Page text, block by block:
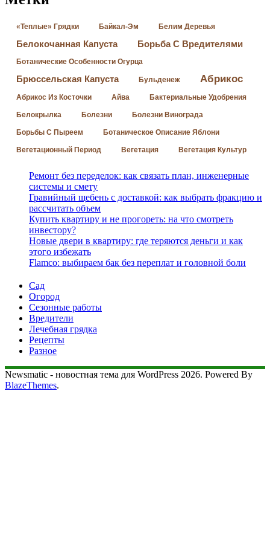
«Теплые» Грядки Байкал-Эм Белим Деревья
Белокочанная Капуста Борьба С Вредителями
Ботанические Особенности Огурца
Брюссельская Капуста Бульденеж Абрикос
Абрикос Из Косточки Айва Бактериальные Удобрения
Белокрылка Болезни Болезни Винограда
Борьбы С Пыреем Ботаническое Описание Яблони
Вегетационный Период Вегетация Вегетация Культур
Ремонт без переделок: как связать план, инженерные
системы и смету
Гравийный щебень с доставкой: как выбрать фракцию и
рассчитать объем
Купить квартиру и не прогореть: на что смотреть
инвестору?
Новые двери в квартиру: где теряются деньги и как
этого избежать
Flamco: выбираем бак без переплат и головной боли
Сад
Огород
Сезонные работы
Вредители
Лечебная грядка
Рецепты
Разное
Newsmatic - новостная тема для WordPress 2026. Powered By
BlazeThemes.